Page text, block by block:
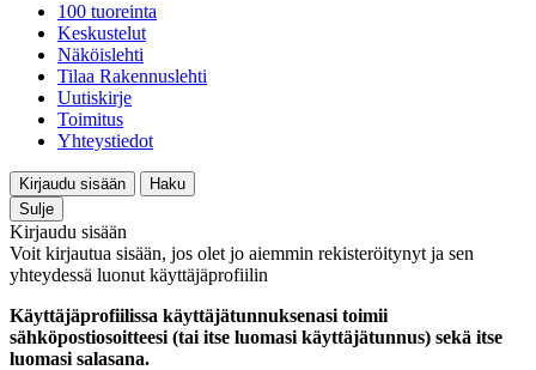
100 tuoreinta
Keskustelut
Näköislehti
Tilaa Rakennuslehti
Uutiskirje
Toimitus
Yhteystiedot
Kirjaudu sisään
Haku
Sulje
Kirjaudu sisään
Voit kirjautua sisään, jos olet jo aiemmin rekisteröitynyt ja sen
yhteydessä luonut käyttäjäprofiilin
Käyttäjäprofiilissa käyttäjätunnuksenasi toimii
sähköpostiosoitteesi (tai itse luomasi käyttäjätunnus) sekä itse
luomasi salasana.